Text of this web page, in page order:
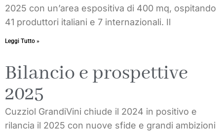
2025 con un’area espositiva di 400 mq, ospitando
41 produttori italiani e 7 internazionali. Il
Leggi Tutto »
Bilancio e prospettive
2025
Cuzziol GrandiVini chiude il 2024 in positivo e
rilancia il 2025 con nuove sfide e grandi ambizioni